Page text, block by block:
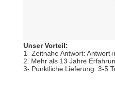
Unser Vorteil:
1- Zeitnahe Antwort: Antwort
2. Mehr als 13 Jahre
3- Pünktliche Lieferung: 3-5